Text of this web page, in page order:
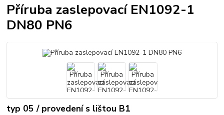
Příruba zaslepovací EN1092-1
DN80 PN6
typ 05 / provedení s lištou B1